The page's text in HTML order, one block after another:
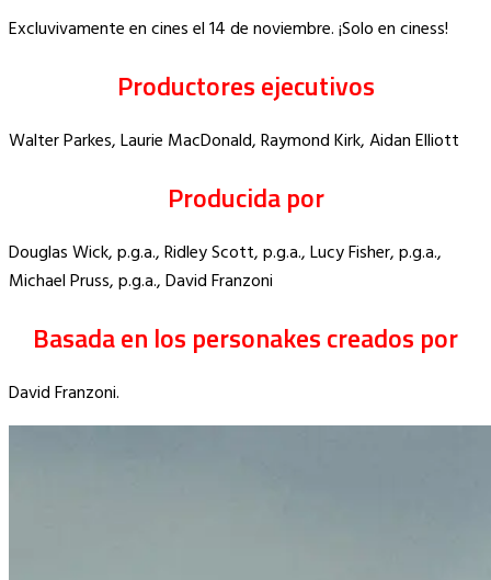
Excluvivamente en cines el 14 de noviembre. ¡Solo en ciness!
Productores ejecutivos
Walter Parkes, Laurie MacDonald, Raymond Kirk, Aidan Elliott
Producida por
Douglas Wick, p.g.a., Ridley Scott, p.g.a., Lucy Fisher, p.g.a.,
Michael Pruss, p.g.a., David Franzoni
Basada en los personakes creados por
David Franzoni.